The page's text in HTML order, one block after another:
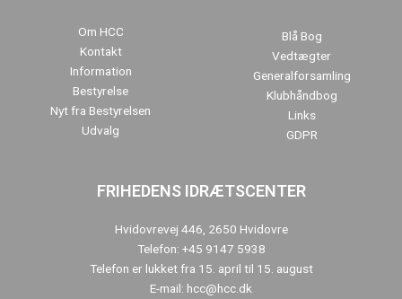
Om HCC
Kontakt
Information
Bestyrelse
Nyt fra Bestyrelsen
Udvalg
Blå Bog
Vedtægter
Generalforsamling
Klubhåndbog
Links
GDPR
FRIHEDENS IDRÆTSCENTER
Hvidovrevej 446, 2650 Hvidovre
Telefon: +45 9147 5938
Telefon er lukket fra 15. april til 15. august
E-mail: hcc@hcc.dk